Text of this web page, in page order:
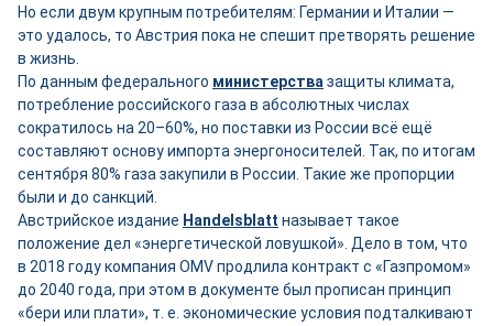
Но если двум крупным потребителям: Германии и Италии —
это удалось, то Австрия пока не спешит претворять решение
в жизнь.
По данным федерального министерствазащиты климата,
потребление российского газа в абсолютных числах
сократилось на 20–60%, но поставки из России всё ещё
составляют основу импорта энергоносителей. Так, по итогам
сентября 80% газа закупили в России. Такие же пропорции
были и до санкций.
Австрийское издание Handelsblatt называет такое
положение дел «энергетической ловушкой». Дело в том, что
в 2018 году компания OMV продлила контракт с «Газпромом»
до 2040 года, при этом в документе был прописан принцип
«бери или плати», т. е. экономические условия подталкивают